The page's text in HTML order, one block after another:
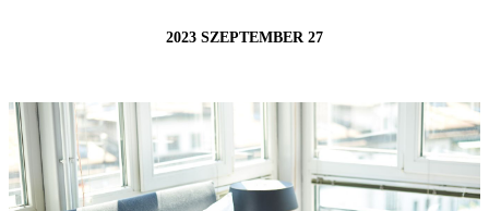
2023 SZEPTEMBER 27